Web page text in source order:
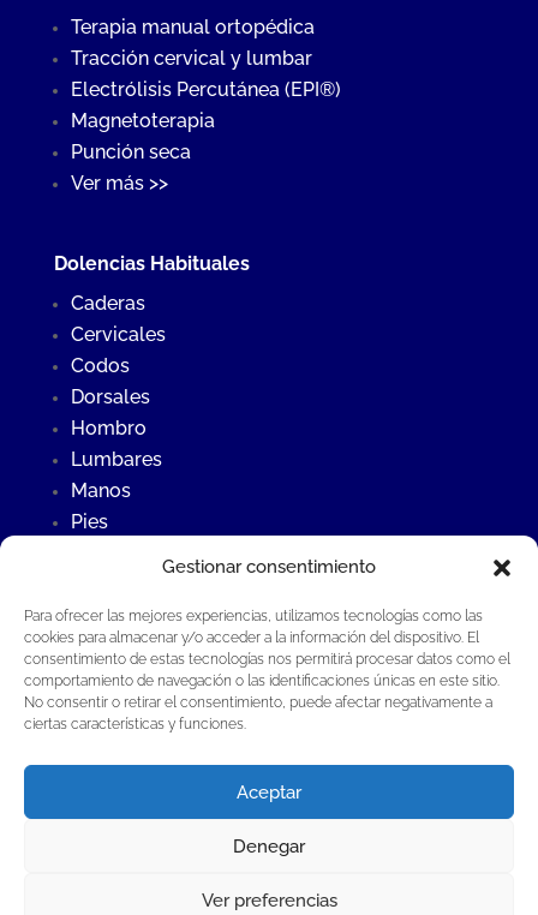
Gestionar consentimiento
Para ofrecer las mejores experiencias, utilizamos tecnologías como las
cookies para almacenar y/o acceder a la información del dispositivo. El
consentimiento de estas tecnologías nos permitirá procesar datos como el
comportamiento de navegación o las identificaciones únicas en este sitio.
No consentir o retirar el consentimiento, puede afectar negativamente a
ciertas características y funciones.
Aceptar
Denegar
Ver preferencias
Terapia manual ortopédica
Tracción cervical y lumbar
Electrólisis Percutánea (EPI®)
Magnetoterapia
Punción seca
Ver más >>
Dolencias Habituales
Caderas
Cervicales
Codos
Dorsales
Hombro
Lumbares
Manos
Pies
Últimas Noticias
Contraste frío – calor
¿Qué es la osteopatía?
Fisioterapia invasiva en Fisioterapia Global®
Fisioterapia Global Guillermo Aladrén S.L.P®
Política de privacidad· Política de cookies